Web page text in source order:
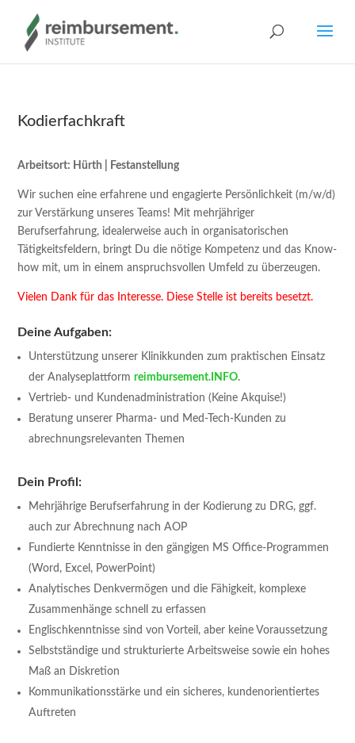
Kodierfachkraft
Arbeitsort: Hürth | Festanstellung
Wir suchen eine erfahrene und engagierte Persönlichkeit (m/w/d)
zur Verstärkung unseres Teams! Mit mehrjähriger
Berufserfahrung, idealerweise auch in organisatorischen
Tätigkeitsfeldern, bringt Du die nötige Kompetenz und das Know-
how mit, um in einem anspruchsvollen Umfeld zu überzeugen.
Vielen Dank für das Interesse. Diese Stelle ist bereits besetzt.
Deine Aufgaben:
Unterstützung unserer Klinikkunden zum praktischen Einsatz
der Analyseplattformreimbursement.INFO.
Vertrieb- und Kundenadministration (Keine Akquise!)
Beratung unserer Pharma- und Med-Tech-Kunden zu
abrechnungsrelevanten Themen
Dein Profil:
Mehrjährige Berufserfahrung in der Kodierung zu DRG, ggf.
auch zur Abrechnung nach AOP
Fundierte Kenntnisse in den gängigen MS Office-Programmen
(Word, Excel, PowerPoint)
Analytisches Denkvermögen und die Fähigkeit, komplexe
Zusammenhänge schnell zu erfassen
Englischkenntnisse sind von Vorteil, aber keine Voraussetzung
Selbstständige und strukturierte Arbeitsweise sowie ein hohes
Maß an Diskretion
Kommunikationsstärke und ein sicheres, kundenorientiertes
Auftreten